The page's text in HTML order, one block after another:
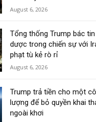
August 6, 2026
Tổng thống Trump bác
dược trong chiến sự với
phạt tù kẻ rò rỉ
August 6, 2026
Trump trả tiền cho một
lượng để bỏ quyền khai
ngoài khơi